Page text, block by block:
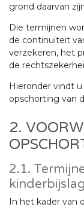
grond daarvan
Die termijnen
de continuïteit
verzekeren, het
de
Hieronder vindt
opschorting van
2.
2.1.
kinderbijslag
In het kader van